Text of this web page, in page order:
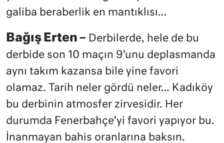
galiba beraberlik en mantıklısı…
Bağış Erten – Derbilerde, hele de bu
derbide son 10 maçın 9’unu deplasmanda
aynı takım kazansa bile yine favori
olamaz. Tarih neler gördü neler… Kadıköy
bu derbinin atmosfer zirvesidir. Her
durumda Fenerbahçe’yi favori yapıyor bu.
İnanmayan bahis oranlarına baksın.